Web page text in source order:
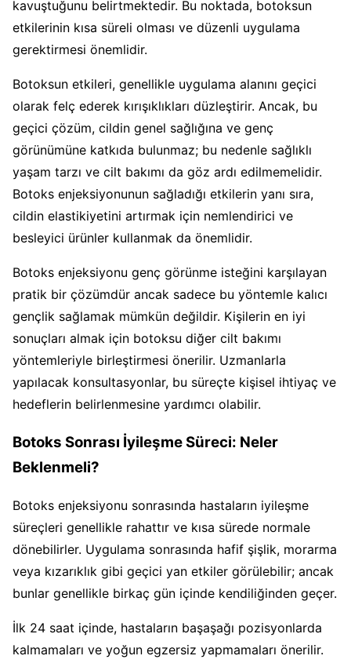
kavuştuğunu belirtmektedir. Bu noktada, botoksun
etkilerinin kısa süreli olması ve düzenli uygulama
gerektirmesi önemlidir.
Botoksun etkileri, genellikle uygulama alanını geçici
olarak felç ederek kırışıklıkları düzleştirir. Ancak, bu
geçici çözüm, cildin genel sağlığına ve genç
görünümüne katkıda bulunmaz; bu nedenle sağlıklı
yaşam tarzı ve cilt bakımı da göz ardı edilmemelidir.
Botoks enjeksiyonunun sağladığı etkilerin yanı sıra,
cildin elastikiyetini artırmak için nemlendirici ve
besleyici ürünler kullanmak da önemlidir.
Botoks enjeksiyonu genç görünme isteğini karşılayan
pratik bir çözümdür ancak sadece bu yöntemle kalıcı
gençlik sağlamak mümkün değildir. Kişilerin en iyi
sonuçları almak için botoksu diğer cilt bakımı
yöntemleriyle birleştirmesi önerilir. Uzmanlarla
yapılacak konsultasyonlar, bu süreçte kişisel ihtiyaç ve
hedeflerin belirlenmesine yardımcı olabilir.
Botoks Sonrası İyileşme Süreci: Neler
Beklenmeli?
Botoks enjeksiyonu sonrasında hastaların iyileşme
süreçleri genellikle rahattır ve kısa sürede normale
dönebilirler. Uygulama sonrasında hafif şişlik, morarma
veya kızarıklık gibi geçici yan etkiler görülebilir; ancak
bunlar genellikle birkaç gün içinde kendiliğinden geçer.
İlk 24 saat içinde, hastaların başaşağı pozisyonlarda
kalmamaları ve yoğun egzersiz yapmamaları önerilir.